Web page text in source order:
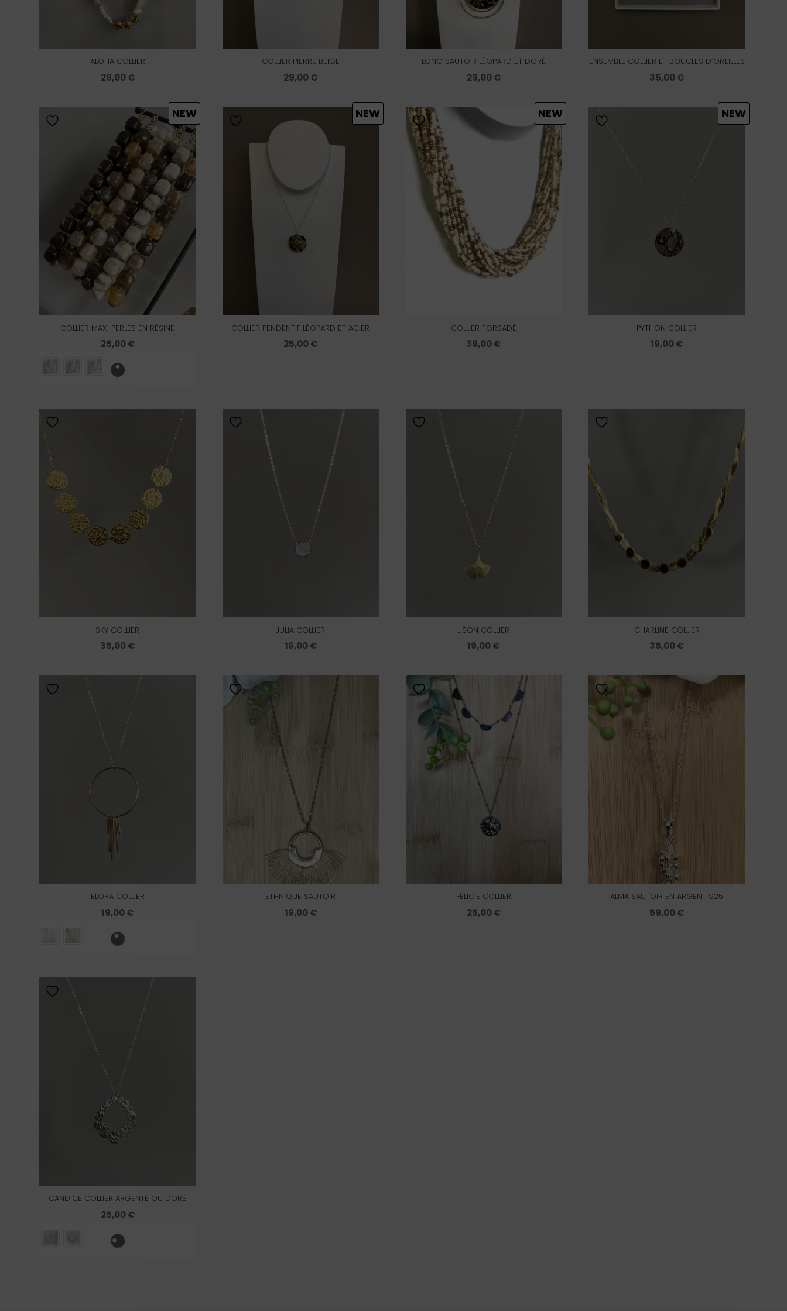
ALOHA COLLIER
29,00€
COLLIER PIERRE BEIGE
29,00€
LONG SAUTOIR LÉOPARD ET DORÉ
29,00€
ENSEMBLE COLLIER ET BOUCLES D’OREILLES
35,00€
COLLIER MAXI PERLES EN RÉSINE
25,00€
NEW
COLLIER PENDENTIF LÉOPARD ET ACIER
25,00€
NEW
COLLIER TORSADÉ
39,00€
NEW
PYTHON COLLIER
19,00€
NEW
SKY COLLIER
35,00€
JULIA COLLIER
19,00€
LISON COLLIER
19,00€
CHARLINE COLLIER
35,00€
ELORA COLLIER
19,00€
ETHNIQUE SAUTOIR
19,00€
FÉLICIE COLLIER
25,00€
ALMA SAUTOIR EN ARGENT 925
59,00€
CANDICE COLLIER ARGENTÉ OU DORÉ
25,00€